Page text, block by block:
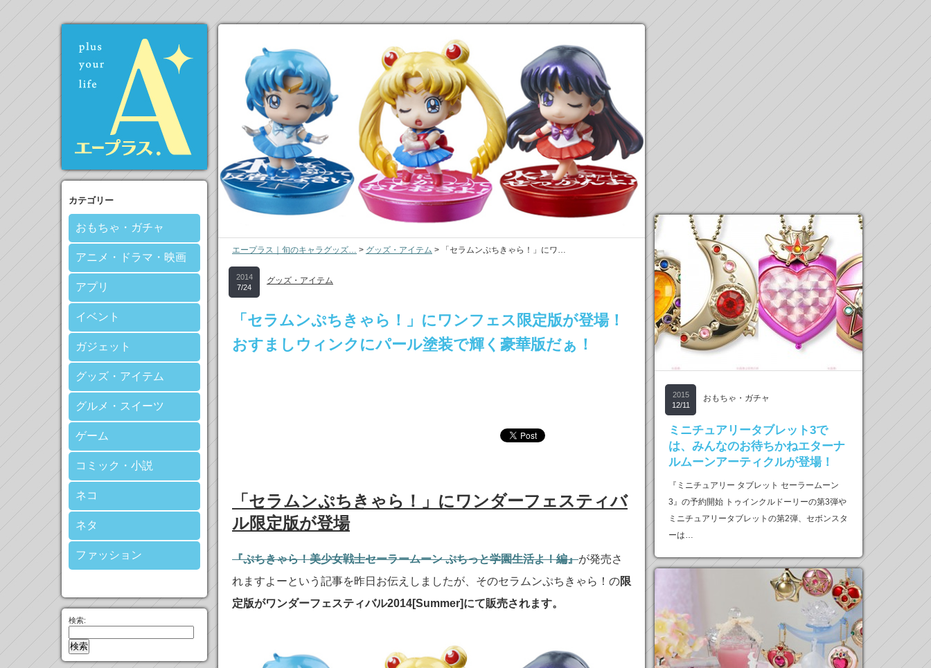
カテゴリー
おもちゃ・ガチャ
アニメ・ドラマ・映画
アプリ
イベント
ガジェット
グッズ・アイテム
グルメ・スイーツ
ゲーム
コミック・小説
ネコ
ネタ
ファッション
検索:
エープラス｜旬のキャラグッズ… > グッズ・アイテム > 「セラムンぷちきゃら！」にワ…
2014
7/24
グッズ・アイテム
「セラムンぷちきゃら！」にワンフェス限定版が登場！
おすましウィンクにパール塗装で輝く豪華版だぁ！
「セラムンぷちきゃら！」にワンダーフェスティバ
ル限定版が登場
『ぷちきゃら！美少女戦士セーラームーン ぷちっと学園生活よ！編』が発売さ
れますよーという記事を昨日お伝えしましたが、そのセラムンぷちきゃら！の限
定版がワンダーフェスティバル2014[Summer]にて販売されます。
2015
12/11
おもちゃ・ガチャ
ミニチュアリータブレット3で
は、みんなのお待ちかねエターナ
ルムーンアーティクルが登場！
『ミニチュアリー タブレット セーラームーン
3』の予約開始 トゥインクルドーリーの第3弾や
ミニチュアリータブレットの第2弾、セボンスタ
ーは…